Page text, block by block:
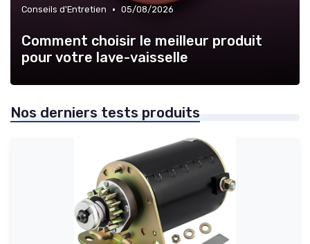
Conseils d'Entretien • 05/08/2026
Comment choisir le meilleur produit
pour votre lave-vaisselle
Nos derniers tests produits